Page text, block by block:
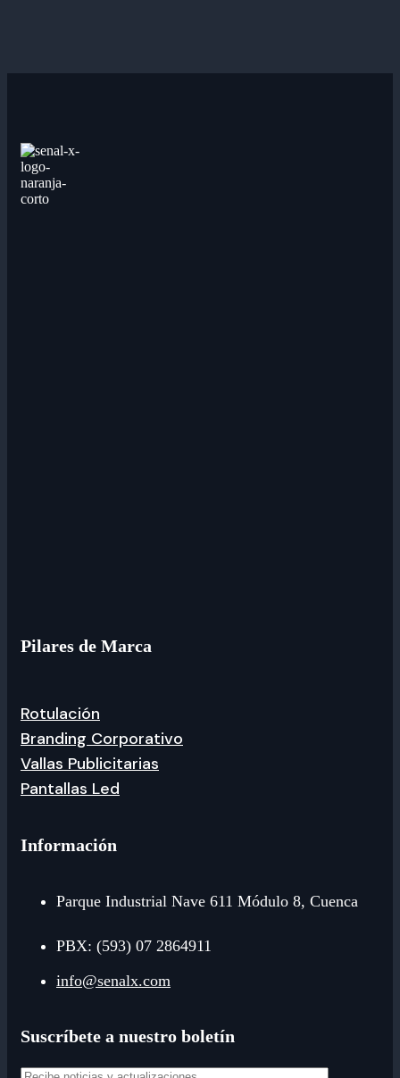
Pilares de Marca
Rotulación
Branding Corporativo
Vallas Publicitarias
Pantallas Led
Información
Parque Industrial Nave 611 Módulo 8, Cuenca
PBX: (593) 07 2864911
info@senalx.com
Suscríbete a nuestro boletín